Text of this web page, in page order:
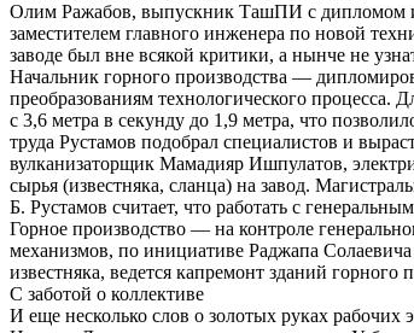
Олим Ражабов, выпускник ТашПИ с дипломом
заместителем главного инженера по новой
заводе был вне всякой критики, а нынче не
Начальник горного производства —
преобразованиям технологического процесса.
с 3,6 метра в секунду до 1,9 метра, что
труда Рустамов подобрал специалистов и
вулканизаторщик Мамадияр Ишпулатов,
сырья (известняка, сланца) на завод.
Б. Рустамов считает, что работать с
Горное производство — на контроле
механизмов, по инициативе Раджапа
известняка, ведется капремонт зданий горного
С заботой о коллективе
И еще несколько слов о золотых руках рабочих